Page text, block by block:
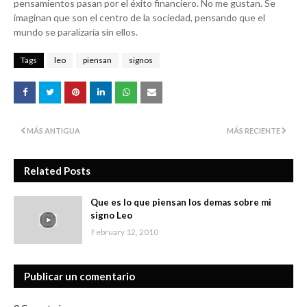
pensamientos pasan por el éxito financiero. No me gustan. Se
imaginan que son el centro de la sociedad, pensando que el
mundo se paralizaría sin ellos.
Tags leo piensan signos
MÁS RECIENTE
MÁS ANTIGUA
Related Posts
Que es lo que piensan los demas sobre mi
signo Leo
February 12, 2010
Publicar un comentario